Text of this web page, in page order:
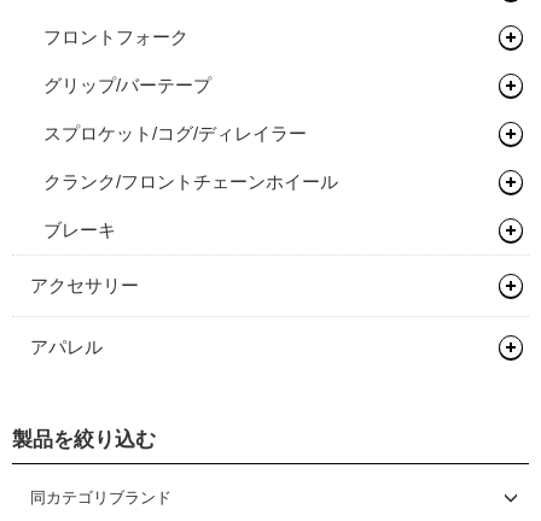
MTBタイヤ（クリンチャー）
MTBタイヤ（チューブレス/レディ）
グラベルバイク/CXタイヤ（チューブレス/レディ）
アーバンタイヤ
チューブ
シーラント
リムテープ/チューブレステープ
リムセメント
バルブ/チューブレスバルブ
スルーアクスル
チューブラーテープ
リアハブ
関連パーツ
ネジ切りタイプ
関連パーツ
フロントフォーク
リジットフォーク
サスペンションフォーク
グリップ/バーテープ
グリップ
バーテープ
スプロケット/コグ/ディレイラー
シングルコグ
チェーンテンショナー
クランク/フロントチェーンホイール
チェーンリング
ブレーキ
ディスクロ―ター
アクセサリー
バッグ類
バイクパッキング/アクセサリー
輪行袋
ボトル/ケージ/アダプター類
アパレル
ロードバイク
マウンテンバイク/BMX
シューズ
ロードバイク
サイクルウェア
製品を絞り込む
同カテゴリブランド